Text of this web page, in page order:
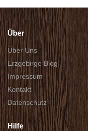
Über
Über Uns
Erzgebirge Blog
Impressum
Kontakt
Datenschutz
Hilfe